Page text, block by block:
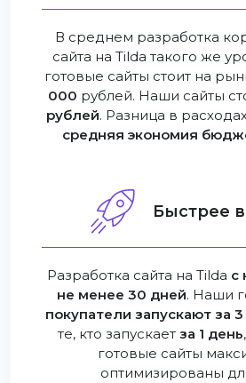
В среднем разработка
сайта на Tilda такого же
готовые сайты стоит на
000 рублей. Наши сайты
рублей. Разница в
средняя экономия
Быстрее
Разработка сайта на Tilda с
не менее 30 дней. Наши
покупатели запускают за
те, кто запускает за 1 день
готовые сайты
оптимизированы